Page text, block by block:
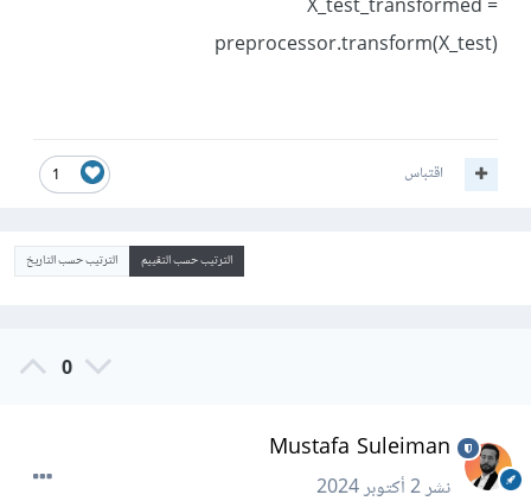
X_test_transformed =
preprocessor.transform(X_test)
1 اقتباس
الترتيب حسب التقييم الترتيب حسب التاريخ
0
Mustafa Suleiman
نشر2 أكتوبر 2024